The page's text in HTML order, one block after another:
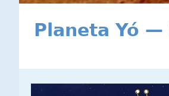
Planeta Yó